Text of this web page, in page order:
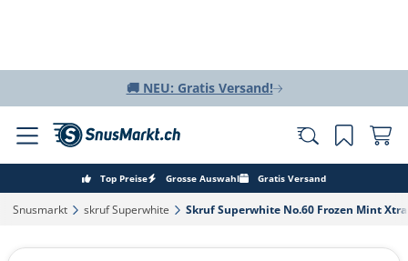
🚚 NEU: Gratis Versand!
Top Preise Grosse Auswahl Gratis Versand
Snusmarkt‎ skruf Superwhite‎ Skruf Superwhite No.60 Frozen Mint